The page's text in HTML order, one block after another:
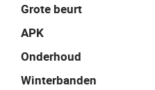
Grote beurt
APK
Onderhoud
Winterbanden